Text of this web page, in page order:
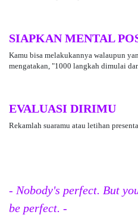
SIAPKAN MENTAL
Kamu bisa melakukannya walaupun
mengatakan, "1000 langkah dimulai
EVALUASI DIRIMU
Rekamlah suaramu atau letihan
- Nobody's perfect. But
be perfect. -